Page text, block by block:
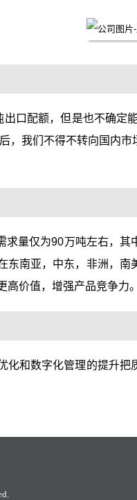
口配额，但是也不确定
，我们不得不转向国内
量仅为90万吨左右，其
南亚，中东，非洲，
价值，增强产品竞争力。
和数字化管理的提升